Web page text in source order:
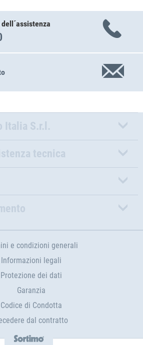
Italia S.r.l.
tecnica
e condizioni generali
Informazioni legali
Protezione dei dati
Garanzia
Codice di Condotta
dal contratto